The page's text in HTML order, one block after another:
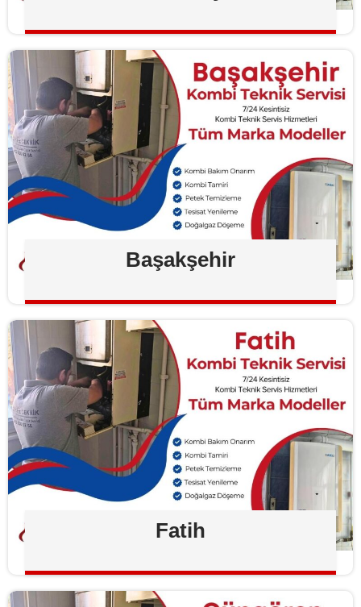
Başakşehir
Fatih